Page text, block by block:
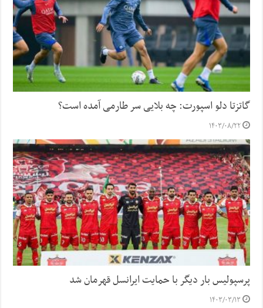
گاتزتا دلو اسپورت: چه بلایی سر طارمی آمده است؟
۱۴۰۳/۰۸/۲۲
پرسپولیس بار دیگر با حمایت ایرانسل قهرمان شد
۱۴۰۳/۰۳/۱۳